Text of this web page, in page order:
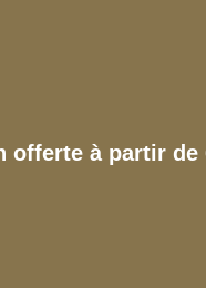
offerte à partir de